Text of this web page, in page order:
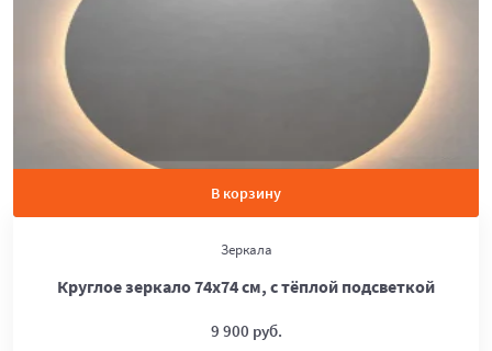
В корзину
Зеркала
Круглое зеркало 74х74 см, с тёплой подсветкой
9 900 руб.